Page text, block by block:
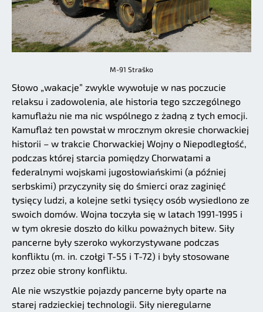
M-91 Straško
Słowo „wakacje” zwykle wywołuje w nas poczucie
relaksu i zadowolenia, ale historia tego szczególnego
kamuflażu nie ma nic wspólnego z żadną z tych emocji.
Kamuflaż ten powstał w mrocznym okresie chorwackiej
historii – w trakcie Chorwackiej Wojny o Niepodległość,
podczas której starcia pomiędzy Chorwatami a
federalnymi wojskami jugosłowiańskimi (a później
serbskimi) przyczyniły się do śmierci oraz zaginięć
tysięcy ludzi, a kolejne setki tysięcy osób wysiedlono ze
swoich domów. Wojna toczyła się w latach 1991-1995 i
w tym okresie doszło do kilku poważnych bitew. Siły
pancerne były szeroko wykorzystywane podczas
konfliktu (m. in. czołgi T-55 i T-72) i były stosowane
przez obie strony konfliktu.
Ale nie wszystkie pojazdy pancerne były oparte na
starej radzieckiej technologii. Siły nieregularne